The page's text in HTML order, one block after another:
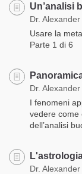
Un’analisi
Dr.
Usare la
Parte 1 di 6
Dr.
I fenomeni
vedere come
dell’analisi
Dr.